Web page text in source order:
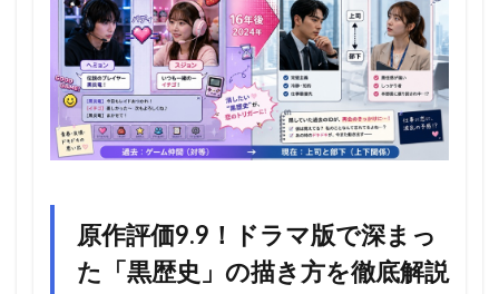
原作評価9.9！ドラマ版で深まっ
た「黒歴史」の描き方を徹底解説